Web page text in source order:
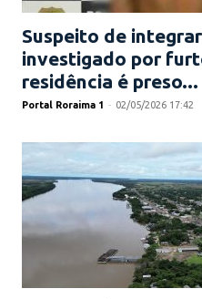
Suspeito de
investigado por
residência é preso...
Portal Roraima 1 - 02/05/2026 17:42